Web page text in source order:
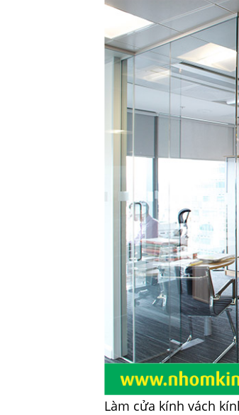
Làm cửa kính vách